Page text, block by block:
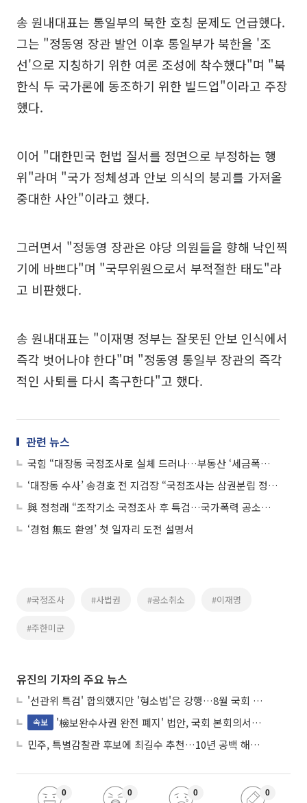
송 원내대표는 통일부의 북한 호칭 문제도 언급했다.
그는 "정동영 장관 발언 이후 통일부가 북한을 '조
선'으로 지칭하기 위한 여론 조성에 착수했다"며 "북
한식 두 국가론에 동조하기 위한 빌드업"이라고 주장
했다.
이어 "대한민국 헌법 질서를 정면으로 부정하는 행
위"라며 "국가 정체성과 안보 의식의 붕괴를 가져올
중대한 사안"이라고 했다.
그러면서 "정동영 장관은 야당 의원들을 향해 낙인찍
기에 바쁘다"며 "국무위원으로서 부적절한 태도"라
고 비판했다.
송 원내대표는 "이재명 정부는 잘못된 안보 인식에서
즉각 벗어나야 한다"며 "정동영 통일부 장관의 즉각
적인 사퇴를 다시 촉구한다"고 했다.
관련 뉴스
국힘 “대장동 국정조사로 실체 드러나…부동산 ‘세금폭탄’ 우려”
‘대장동 수사’ 송경호 전 지검장 “국정조사는 삼권분립 정면 도전”
與 정청래 “조작기소 국정조사 후 특검…국가폭력 공소시효 없애야”
‘경험 無도 환영’ 첫 일자리 도전 설명서
#국정조사 #사법권 #공소취소 #이재명
#주한미군
유진의 기자의 주요 뉴스
'선관위 특검' 합의했지만 '형소법'은 강행…8월 국회 '입법 2차전' 예고
속보
'檢보완수사권 완전 폐지' 법안, 국회 본회의서 민주당 주도 통과
민주, 특별감찰관 후보에 최길수 추천…10년 공백 해소 속도
0 0 0 0